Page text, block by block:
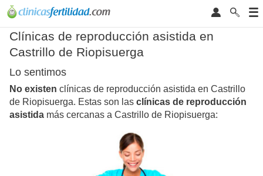
Clínicas de reproducción asistida en
Castrillo de Riopisuerga
Lo sentimos
No existen clínicas de reproducción asistida en Castrillo
de Riopisuerga. Estas son las clínicas de reproducción
asistida más cercanas a Castrillo de Riopisuerga: